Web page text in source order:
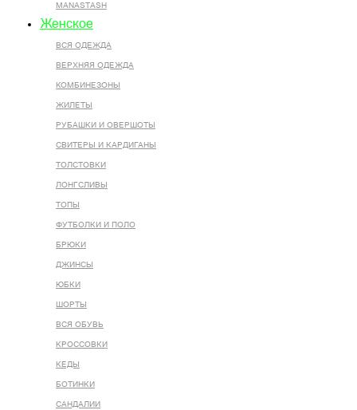
MANASTASH
Женское
ВСЯ ОДЕЖДА
ВЕРХНЯЯ ОДЕЖДА
КОМБИНЕЗОНЫ
ЖИЛЕТЫ
РУБАШКИ И ОВЕРШОТЫ
СВИТЕРЫ И КАРДИГАНЫ
ТОЛСТОВКИ
ЛОНГСЛИВЫ
ТОПЫ
ФУТБОЛКИ И ПОЛО
БРЮКИ
ДЖИНСЫ
ЮБКИ
ШОРТЫ
ВСЯ ОБУВЬ
КРОССОВКИ
КЕДЫ
БОТИНКИ
САНДАЛИИ